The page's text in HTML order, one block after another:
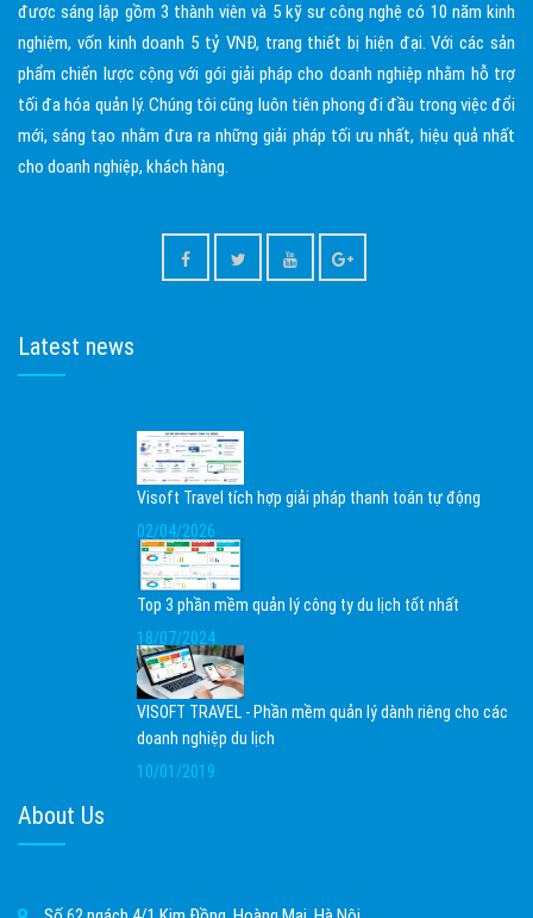
được sáng lập gồm 3 thành viên và 5 kỹ sư công nghệ có 10 năm kinh
nghiệm, vốn kinh doanh 5 tỷ VNĐ, trang thiết bị hiện đại. Với các sản
phẩm chiến lược cộng với gói giải pháp cho doanh nghiệp nhằm hỗ trợ
tối đa hóa quản lý. Chúng tôi cũng luôn tiên phong đi đầu trong việc đổi
mới, sáng tạo nhằm đưa ra những giải pháp tối ưu nhất, hiệu quả nhất
cho doanh nghiệp, khách hàng.
Latest news
Visoft Travel tích hợp giải pháp thanh toán tự động
02/04/2026
Top 3 phần mềm quản lý công ty du lịch tốt nhất
18/07/2024
VISOFT TRAVEL - Phần mềm quản lý dành riêng cho các
doanh nghiệp du lịch
10/01/2019
About Us